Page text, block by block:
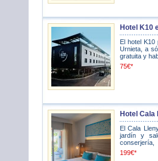
Hotel K10
El hotel
Urnieta, a
gratuita y
75€*
Hotel Cala
El Cala
jardín y
conserjería,
199€*